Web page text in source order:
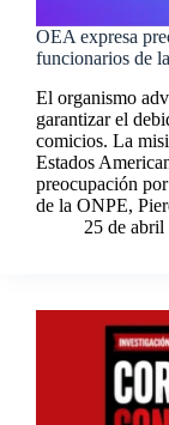
OEA expresa
funcionarios de
El organismo
garantizar el
comicios. La
Estados
preocupación
de la ONPE,
25 de abril